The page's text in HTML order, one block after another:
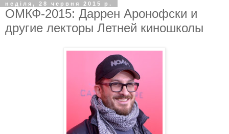
неділя, 28 червня 2015 р.
ОМКФ-2015: Даррен Аронофски и
другие лекторы Летней киношколы